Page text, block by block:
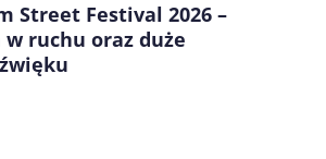
Street Festival 2026 –
ruchu oraz duże